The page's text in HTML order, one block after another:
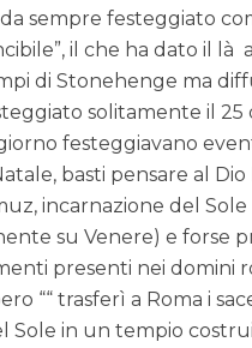
sempre festeggiato
il che ha dato il là
di Stonehenge ma
solitamente il
festeggiavano
basti pensare al
incarnazione del
su Venere) e forse
presenti nei domini
““ trasferì a Roma i
Sole in un tempio